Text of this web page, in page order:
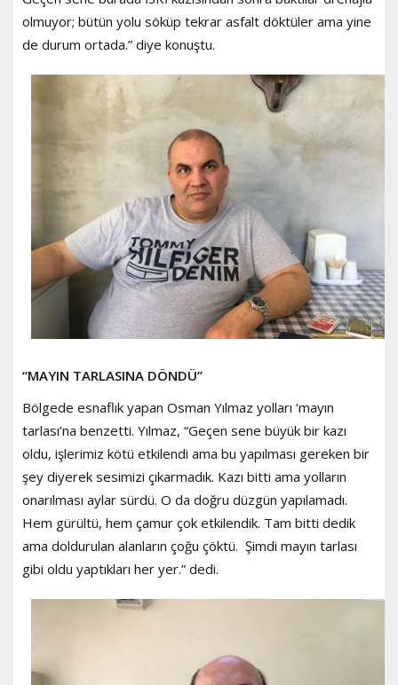
olmuyor; bütün yolu söküp tekrar asfalt döktüler ama yine
de durum ortada.” diye konuştu.
“MAYIN TARLASINA DÖNDÜ”
Bölgede esnaflık yapan Osman Yılmaz yolları ‘mayın
tarlası’na benzetti. Yılmaz, “Geçen sene büyük bir kazı
oldu, işlerimiz kötü etkilendi ama bu yapılması gereken bir
şey diyerek sesimizi çıkarmadık. Kazı bitti ama yolların
onarılması aylar sürdü. O da doğru düzgün yapılamadı.
Hem gürültü, hem çamur çok etkilendik. Tam bitti dedik
ama doldurulan alanların çoğu çöktü. Şimdi mayın tarlası
gibi oldu yaptıkları her yer.” dedi.